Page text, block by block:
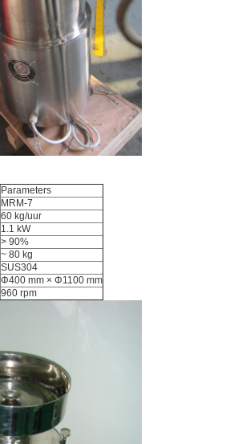
Parameters
MRM-7
60 kg/uur
1.1 kW
> 90%
~ 80 kg
SUS304
Φ400 mm × Φ1100 mm
960 rpm